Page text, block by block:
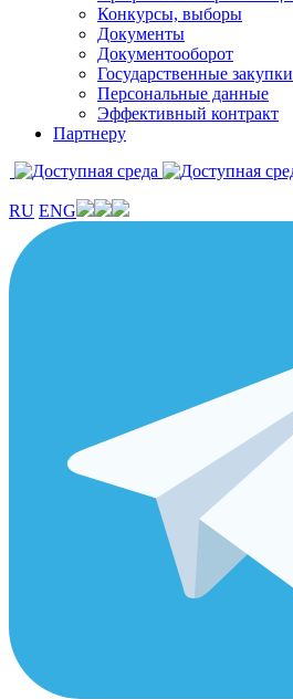
Конкурсы, выборы
Документы
Документооборот
Государственные закупки
Персональные данные
Эффективный контракт
Партнеру
RU ENG